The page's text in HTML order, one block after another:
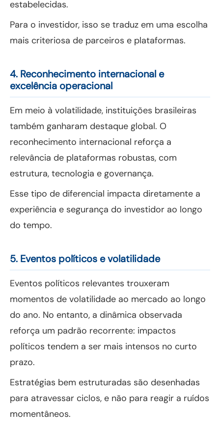
estabelecidas.
Para o investidor, isso se traduz em uma escolha
mais criteriosa de parceiros e plataformas.
4. Reconhecimento internacional e
excelência operacional
Em meio à volatilidade, instituições brasileiras
também ganharam destaque global. O
reconhecimento internacional reforça a
relevância de plataformas robustas, com
estrutura, tecnologia e governança.
Esse tipo de diferencial impacta diretamente a
experiência e segurança do investidor ao longo
do tempo.
5. Eventos políticos e volatilidade
Eventos políticos relevantes trouxeram
momentos de volatilidade ao mercado ao longo
do ano. No entanto, a dinâmica observada
reforça um padrão recorrente: impactos
políticos tendem a ser mais intensos no curto
prazo.
Estratégias bem estruturadas são desenhadas
para atravessar ciclos, e não para reagir a ruídos
momentâneos.